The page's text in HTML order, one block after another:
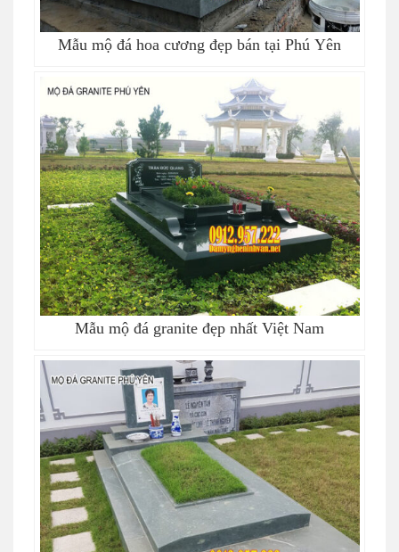
Mẫu mộ đá hoa cương đẹp bán tại Phú Yên
Mẫu mộ đá granite đẹp nhất Việt Nam